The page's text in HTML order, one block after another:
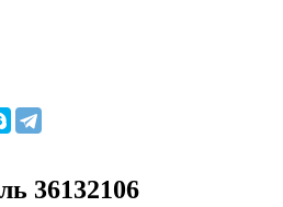
36132106